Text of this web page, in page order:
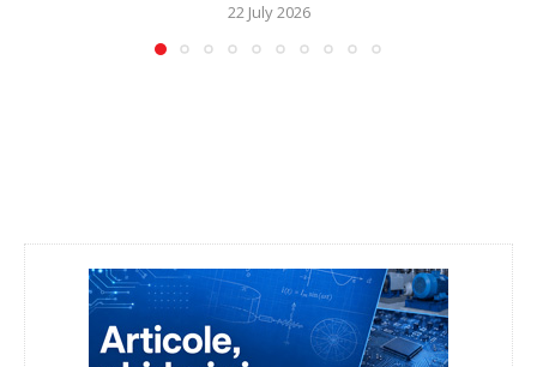
22 July 2026